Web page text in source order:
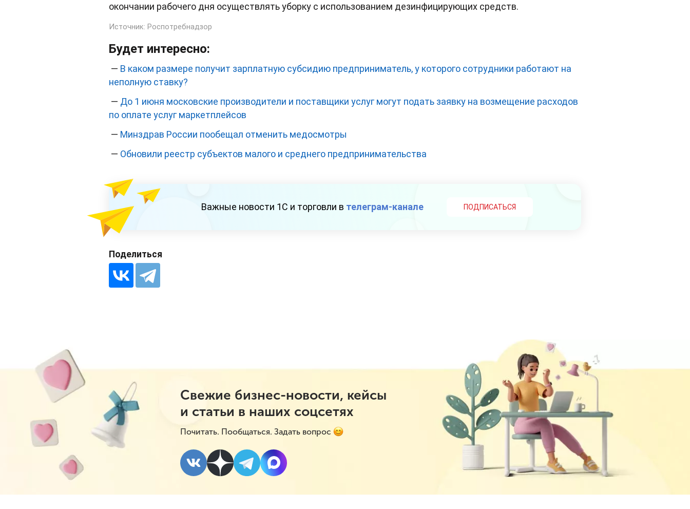
окончании рабочего дня осуществлять уборку с использованием дезинфицирующих средств.
Источник: Роспотребнадзор
Будет интересно:
— В каком размере получит зарплатную субсидию предприниматель, у которого сотрудники работают на
неполную ставку?
— До 1 июня московские производители и поставщики услуг могут подать заявку на возмещение расходов
по оплате услуг маркетплейсов
— Минздрав России пообещал отменить медосмотры
— Обновили реестр субъектов малого и среднего предпринимательства
Важные новости 1С и торговли в телеграм-канале ПОДПИСАТЬСЯ
Поделиться
Свежие бизнес-новости, кейсы
и статьи в наших соцсетях
Почитать. Пообщаться. Задать вопрос